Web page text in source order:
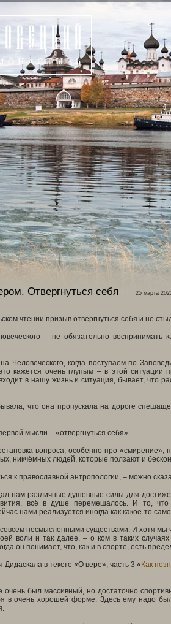
Отвергнуться себя 25 марта
чтении призыв отвергнуться себя и не
– не обязательно воспринимать
Человеческого, когда поступаем по
кажется очень глупым – в этой
в нашу жизнь и ситуация, бывает, что
что она пропускала на дороге
мысли – «отвергнуться себя».
вопроса, особенно про «смирение»,
никчёмных людей, которые ползают и
к православной антропологии, – можно
нам различные душевные силы для
всё в душе перемешалось. И то,
нами реализуется иногда как какое-то
несмысленными существами. И хотя
воли и так далее, – о ком в таких
он понимает, что, как и в спорте, есть
в тексте «О вере», часть 3 « Как
был массивный, но достаточно
в очень хорошей форме. Здесь ему надо